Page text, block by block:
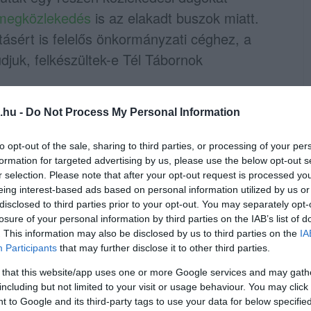
- Do Not Process My Personal Information
opt-out of the sale, sharing to third parties, or processing of your
for targeted advertising by us, please use the below opt-out
selection. Please note that after your opt-out request is processed
interest-based ads based on personal information utilized by us
to third parties prior to your opt-out. You may separately
of your personal information by third parties on the IAB’s list of
This information may also be disclosed by us to third parties on the
Participants that may further disclose it to other third parties.
that this website/app uses one or more Google services and may
but not limited to your visit or usage behaviour. You may
to Google and its third-party tags to use your data for below
is az elakadt buszok miatt.
is felelős önkormányzati céghez, a
felkészültek-e Tél Tábornok
alászórást végzett - a lefagyást
utakon, de sajnos ennek nem sok
lemosta a síkosság-mentesítő anyagot.
város pontjain, a hóügyeleti tervben
hozzátéve: Felnémeten és az